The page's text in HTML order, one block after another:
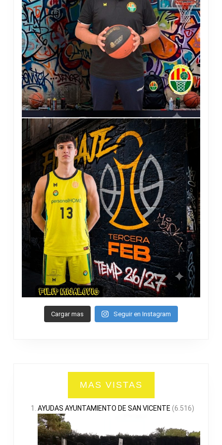
Cargar mas Seguir en Instagram
MAS VISTAS
AYUDAS AYUNTAMIENTO DE SAN VICENTE (6.516)